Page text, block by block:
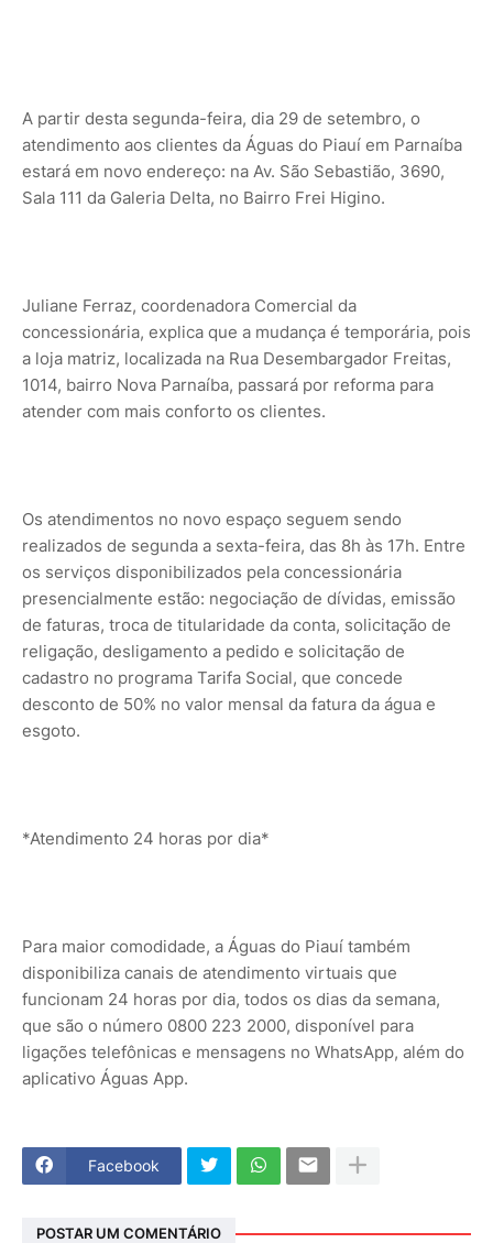
A partir desta segunda-feira, dia 29 de setembro, o
atendimento aos clientes da Águas do Piauí em Parnaíba
estará em novo endereço: na Av. São Sebastião, 3690,
Sala 111 da Galeria Delta, no Bairro Frei Higino.
Juliane Ferraz, coordenadora Comercial da
concessionária, explica que a mudança é temporária, pois
a loja matriz, localizada na Rua Desembargador Freitas,
1014, bairro Nova Parnaíba, passará por reforma para
atender com mais conforto os clientes.
Os atendimentos no novo espaço seguem sendo
realizados de segunda a sexta-feira, das 8h às 17h. Entre
os serviços disponibilizados pela concessionária
presencialmente estão: negociação de dívidas, emissão
de faturas, troca de titularidade da conta, solicitação de
religação, desligamento a pedido e solicitação de
cadastro no programa Tarifa Social, que concede
desconto de 50% no valor mensal da fatura da água e
esgoto.
*Atendimento 24 horas por dia*
Para maior comodidade, a Águas do Piauí também
disponibiliza canais de atendimento virtuais que
funcionam 24 horas por dia, todos os dias da semana,
que são o número 0800 223 2000, disponível para
ligações telefônicas e mensagens no WhatsApp, além do
aplicativo Águas App.
Facebook
POSTAR UM COMENTÁRIO